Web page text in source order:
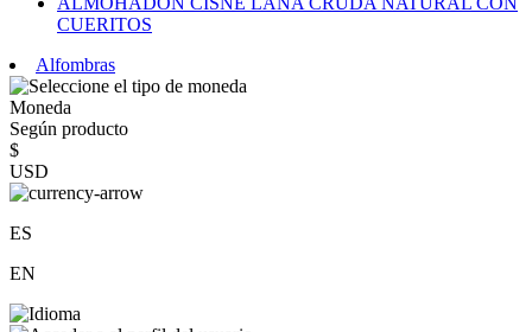
CUERITOS
Alfombras
Moneda
Según producto
$
USD
ES
EN